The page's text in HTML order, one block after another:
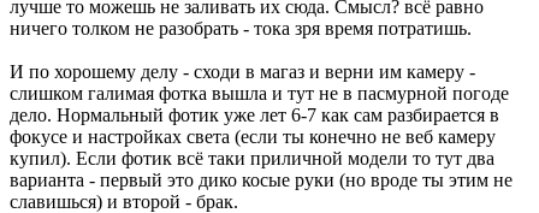
лучше то можешь не заливать их сюда. Смысл? всё равно
ничего толком не разобрать - тока зря время потратишь.
И по хорошему делу - сходи в магаз и верни им камеру -
слишком галимая фотка вышла и тут не в пасмурной погоде
дело. Нормальный фотик уже лет 6-7 как сам разбирается в
фокусе и настройках света (если ты конечно не веб камеру
купил). Если фотик всё таки приличной модели то тут два
варианта - первый это дико косые руки (но вроде ты этим не
славишься) и второй - брак.